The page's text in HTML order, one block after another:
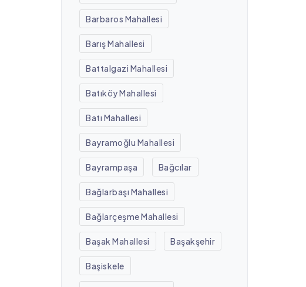
Barbaros Mahallesi
Barış Mahallesi
Battalgazi Mahallesi
Batıköy Mahallesi
Batı Mahallesi
Bayramoğlu Mahallesi
Bayrampaşa Bağcılar
Bağlarbaşı Mahallesi
Bağlarçeşme Mahallesi
Başak Mahallesi Başakşehir
Başiskele